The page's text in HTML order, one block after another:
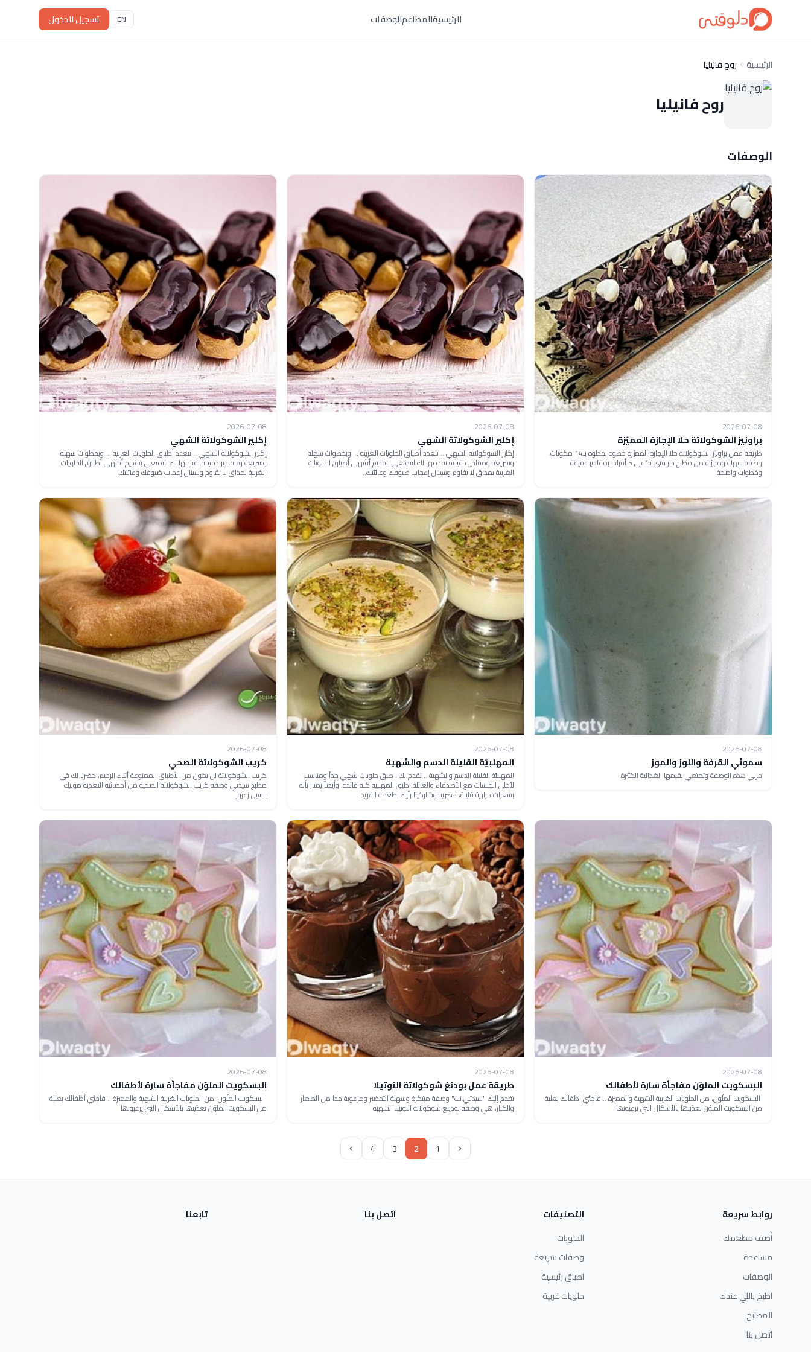
الرئيسيةالمطاعمالوصفات EN تسجيل الدخول
الرئيسية روح فانيليا
روح فانيليا
الوصفات
2026-07-08
براونيز الشوكولاتة حلا الإجازة المميّزة
طريقة عمل براونيز الشوكولاتة حلا الإجازة المميّزة خطوة بخطوة بـ14 مكونات.
وصفة سهلة ومجرّبة من مطبخ دلوقتي تكفي 5 أفراد، بمقادير دقيقة
وخطوات واضحة.
2026-07-08
إكلير الشوكولاتة الشهي
إكلير الشوكولاتة الشهي .. تتعدد أطباق الحلويات الغربية .. وبخطوات سهلة
وسريعة ومقادير دقيقة نقدمها لك لتتمتعي بتقديم أشهى أطباق الحلويات
الغربية بمذاق لا يقاوم وسينال إعجاب ضيوفك وعائلتك..
2026-07-08
إكلير الشوكولاتة الشهي
إكلير الشوكولاتة الشهي .. تتعدد أطباق الحلويات الغربية .. وبخطوات سهلة
وسريعة ومقادير دقيقة نقدمها لك لتتمتعي بتقديم أشهى أطباق الحلويات
الغربية بمذاق لا يقاوم وسينال إعجاب ضيوفك وعائلتك..
2026-07-08
سموثي القرفة واللوز والموز
جربي هذه الوصفة وتمتعي بقيمها الغذائية الكثيرة
2026-07-08
المهلبيّة القليلة الدسم والشهية
المهلبيّة القليلة الدسم والشهية .. نقدم لك ، طبق حلويات شهي جداً ومناسب
لأحلى الجلسات مع الأصدقاء والعائلة، طبق المهلبية كله فائدة، وأيضاً يمتاز بأنه
بسعرات حرارية قليلة، حضريه وشاركينا رأيك بطعمه الفريد
2026-07-08
كريب الشوكولاتة الصحي
كريب الشوكولاتة لن يكون من الأطباق الممنوعة أثناء الرجيم، حضرنا لك في
مطبخ سيدتي وصفة كريب الشوكولاتة الصحية من أخصائية التغذية مونيك
باسيل زعرور
2026-07-08
البسكويت الملوّن مفاجأة سارة لأطفالك
البسكويت الملّون، من الحلويات الغربية الشهية والمميزة .. فاجئي أطفالك بعلبة
من البسكويت الملوّن تعدّينھا بالأشكال التي يرغبونھا
2026-07-08
طريقة عمل بودنغ شوكولاتة النوتيلا
تقدم إليك "سيدتي.نت" وصفة مبتكرة وسهلة التحضير ومرغوبة جدا من الصغار
والكبار، هي وصفة بودينغ شوكولاتة النوتيلا الشهية
2026-07-08
البسكويت الملوّن مفاجأة سارة لأطفالك
البسكويت الملّون، من الحلويات الغربية الشهية والمميزة .. فاجئي أطفالك بعلبة
من البسكويت الملوّن تعدّينھا بالأشكال التي يرغبونھا
1
2
3
4
روابط سريعة
أضف مطعمك
مساعدة
الوصفات
اطبخ باللي عندك
المطابخ
اتصل بنا
التصنيفات
الحلويات
وصفات سريعة
اطباق رئيسية
حلويات غربية
اتصل بنا تابعنا